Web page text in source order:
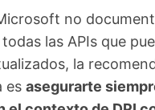
no
las APIs que
la
es asegurarte